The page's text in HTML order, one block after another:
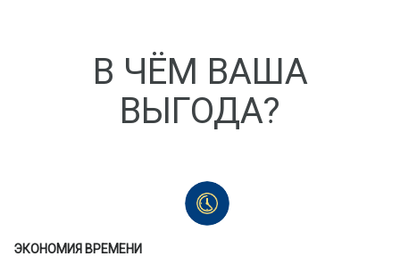
В ЧЁМ ВАША
ВЫГОДА?
ЭКОНОМИЯ ВРЕМЕНИ